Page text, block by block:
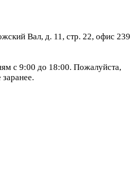
Вал, д. 11, стр. 22, офис 239
с 9:00 до 18:00. Пожалуйста,